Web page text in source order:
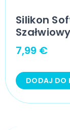
Silikon
7,99 €
DODAJ DO